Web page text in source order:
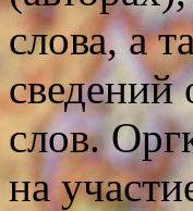
слова, а
сведений
слов.
на